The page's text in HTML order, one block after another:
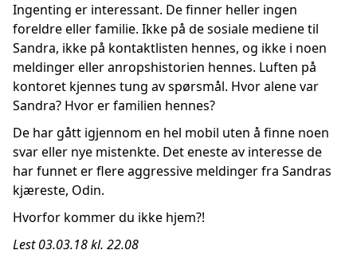
Ingenting er interessant. De finner heller ingen
foreldre eller familie. Ikke på de sosiale mediene til
Sandra, ikke på kontaktlisten hennes, og ikke i noen
meldinger eller anropshistorien hennes. Luften på
kontoret kjennes tung av spørsmål. Hvor alene var
Sandra? Hvor er familien hennes?
De har gått igjennom en hel mobil uten å finne noen
svar eller nye mistenkte. Det eneste av interesse de
har funnet er flere aggressive meldinger fra Sandras
kjæreste, Odin.
Hvorfor kommer du ikke hjem?!
Lest 03.03.18 kl. 22.08